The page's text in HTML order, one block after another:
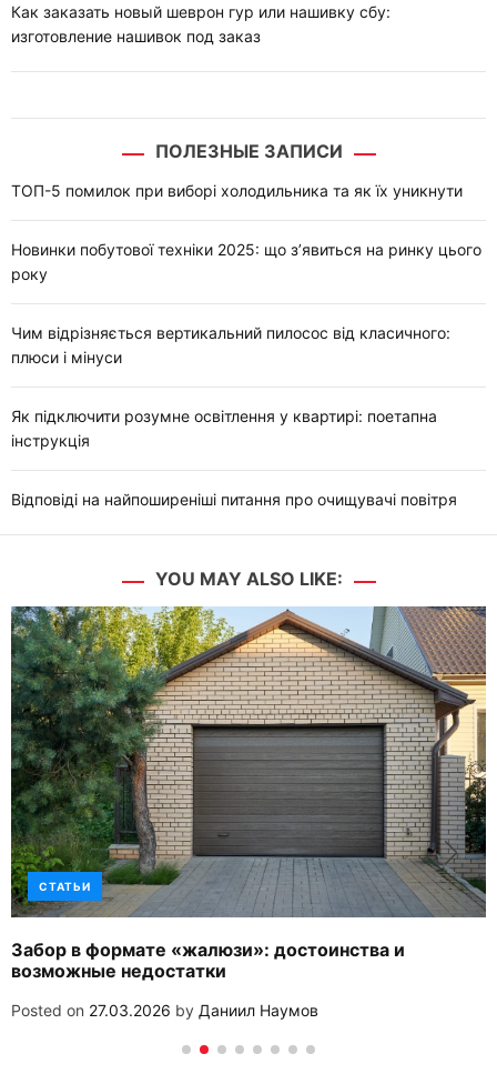
Как заказать новый шеврон гур или нашивку сбу:
изготовление нашивок под заказ
ПОЛЕЗНЫЕ ЗАПИСИ
ТОП-5 помилок при виборі холодильника та як їх уникнути
Новинки побутової техніки 2025: що з’явиться на ринку цього
року
Чим відрізняється вертикальний пилосос від класичного:
плюси і мінуси
Як підключити розумне освітлення у квартирі: поетапна
інструкція
Відповіді на найпоширеніші питання про очищувачі повітря
YOU MAY ALSO LIKE:
СТАТЬИ
Забор в формате «жалюзи»: достоинства и
возможные недостатки
Posted on 27.03.2026 by Даниил Наумов